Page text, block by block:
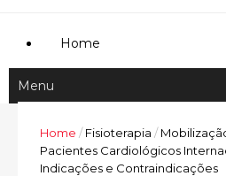
Home
Home /Fisioterapia /
Pacientes Cardiológicos
Indicações e Contraindicações